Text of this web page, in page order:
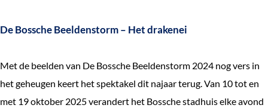
De Bossche Beeldenstorm – Het drakenei
Met de beelden van De Bossche Beeldenstorm 2024 nog vers in
het geheugen keert het spektakel dit najaar terug. Van 10 tot en
met 19 oktober 2025 verandert het Bossche stadhuis elke avond